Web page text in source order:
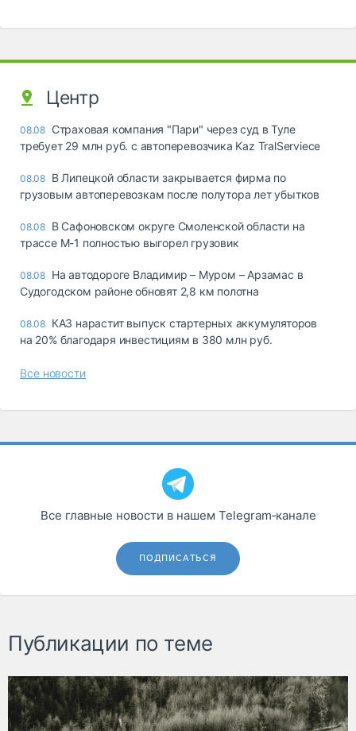
Центр
08.08 Страховая компания "Пари" через суд в Туле
требует 29 млн руб. с автоперевозчика Kaz TralServiece
08.08 В Липецкой области закрывается фирма по
грузовым автоперевозкам после полутора лет убытков
08.08 В Сафоновском округе Смоленской области на
трассе М-1 полностью выгорел грузовик
08.08 На автодороге Владимир – Муром – Арзамас в
Судогодском районе обновят 2,8 км полотна
08.08 КАЗ нарастит выпуск стартерных аккумуляторов
на 20% благодаря инвестициям в 380 млн руб.
Все новости
Все главные новости в нашем Telegram‑канале
ПОДПИСАТЬСЯ
Публикации по теме